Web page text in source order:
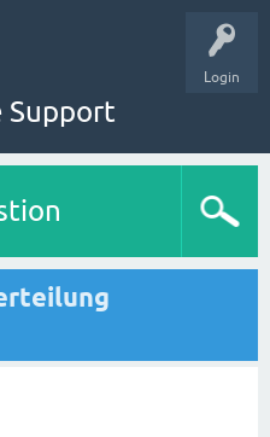
Login
Support